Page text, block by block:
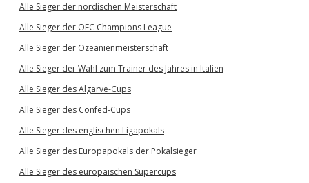
Alle Sieger der nordischen Meisterschaft
Alle Sieger der OFC Champions League
Alle Sieger der Ozeanienmeisterschaft
Alle Sieger der Wahl zum Trainer des Jahres in Italien
Alle Sieger des Algarve-Cups
Alle Sieger des Confed-Cups
Alle Sieger des englischen Ligapokals
Alle Sieger des Europapokals der Pokalsieger
Alle Sieger des europäischen Supercups